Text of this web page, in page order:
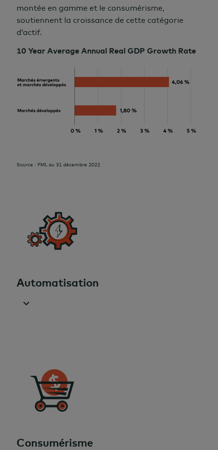
montée en gamme et le consumérisme,
soutiennent la croissance de cette catégorie
d’actif.
10 Year Average Annual Real GDP Growth Rate
Source : FMI, au 31 décembre 2022
Automatisation
Consumérisme